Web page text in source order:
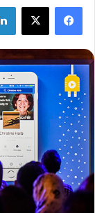
فيسبوك